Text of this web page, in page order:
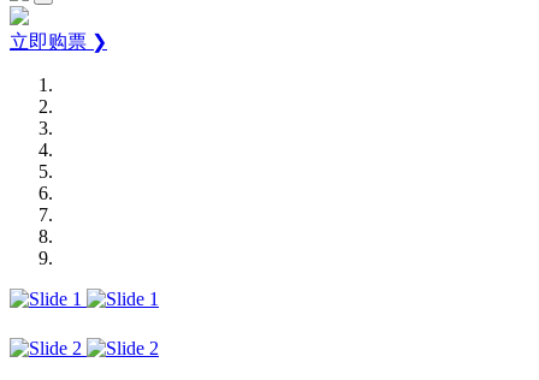
立即购票 ❯